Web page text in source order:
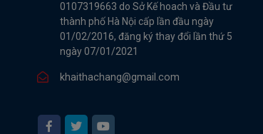
0107319663 do Sở Kế hoach và Đầu tư
thành phố Hà Nội cấp lần đầu ngày
01/02/2016, đăng ký thay đổi lần thứ 5
ngày 07/01/2021
khaithachang@gmail.com